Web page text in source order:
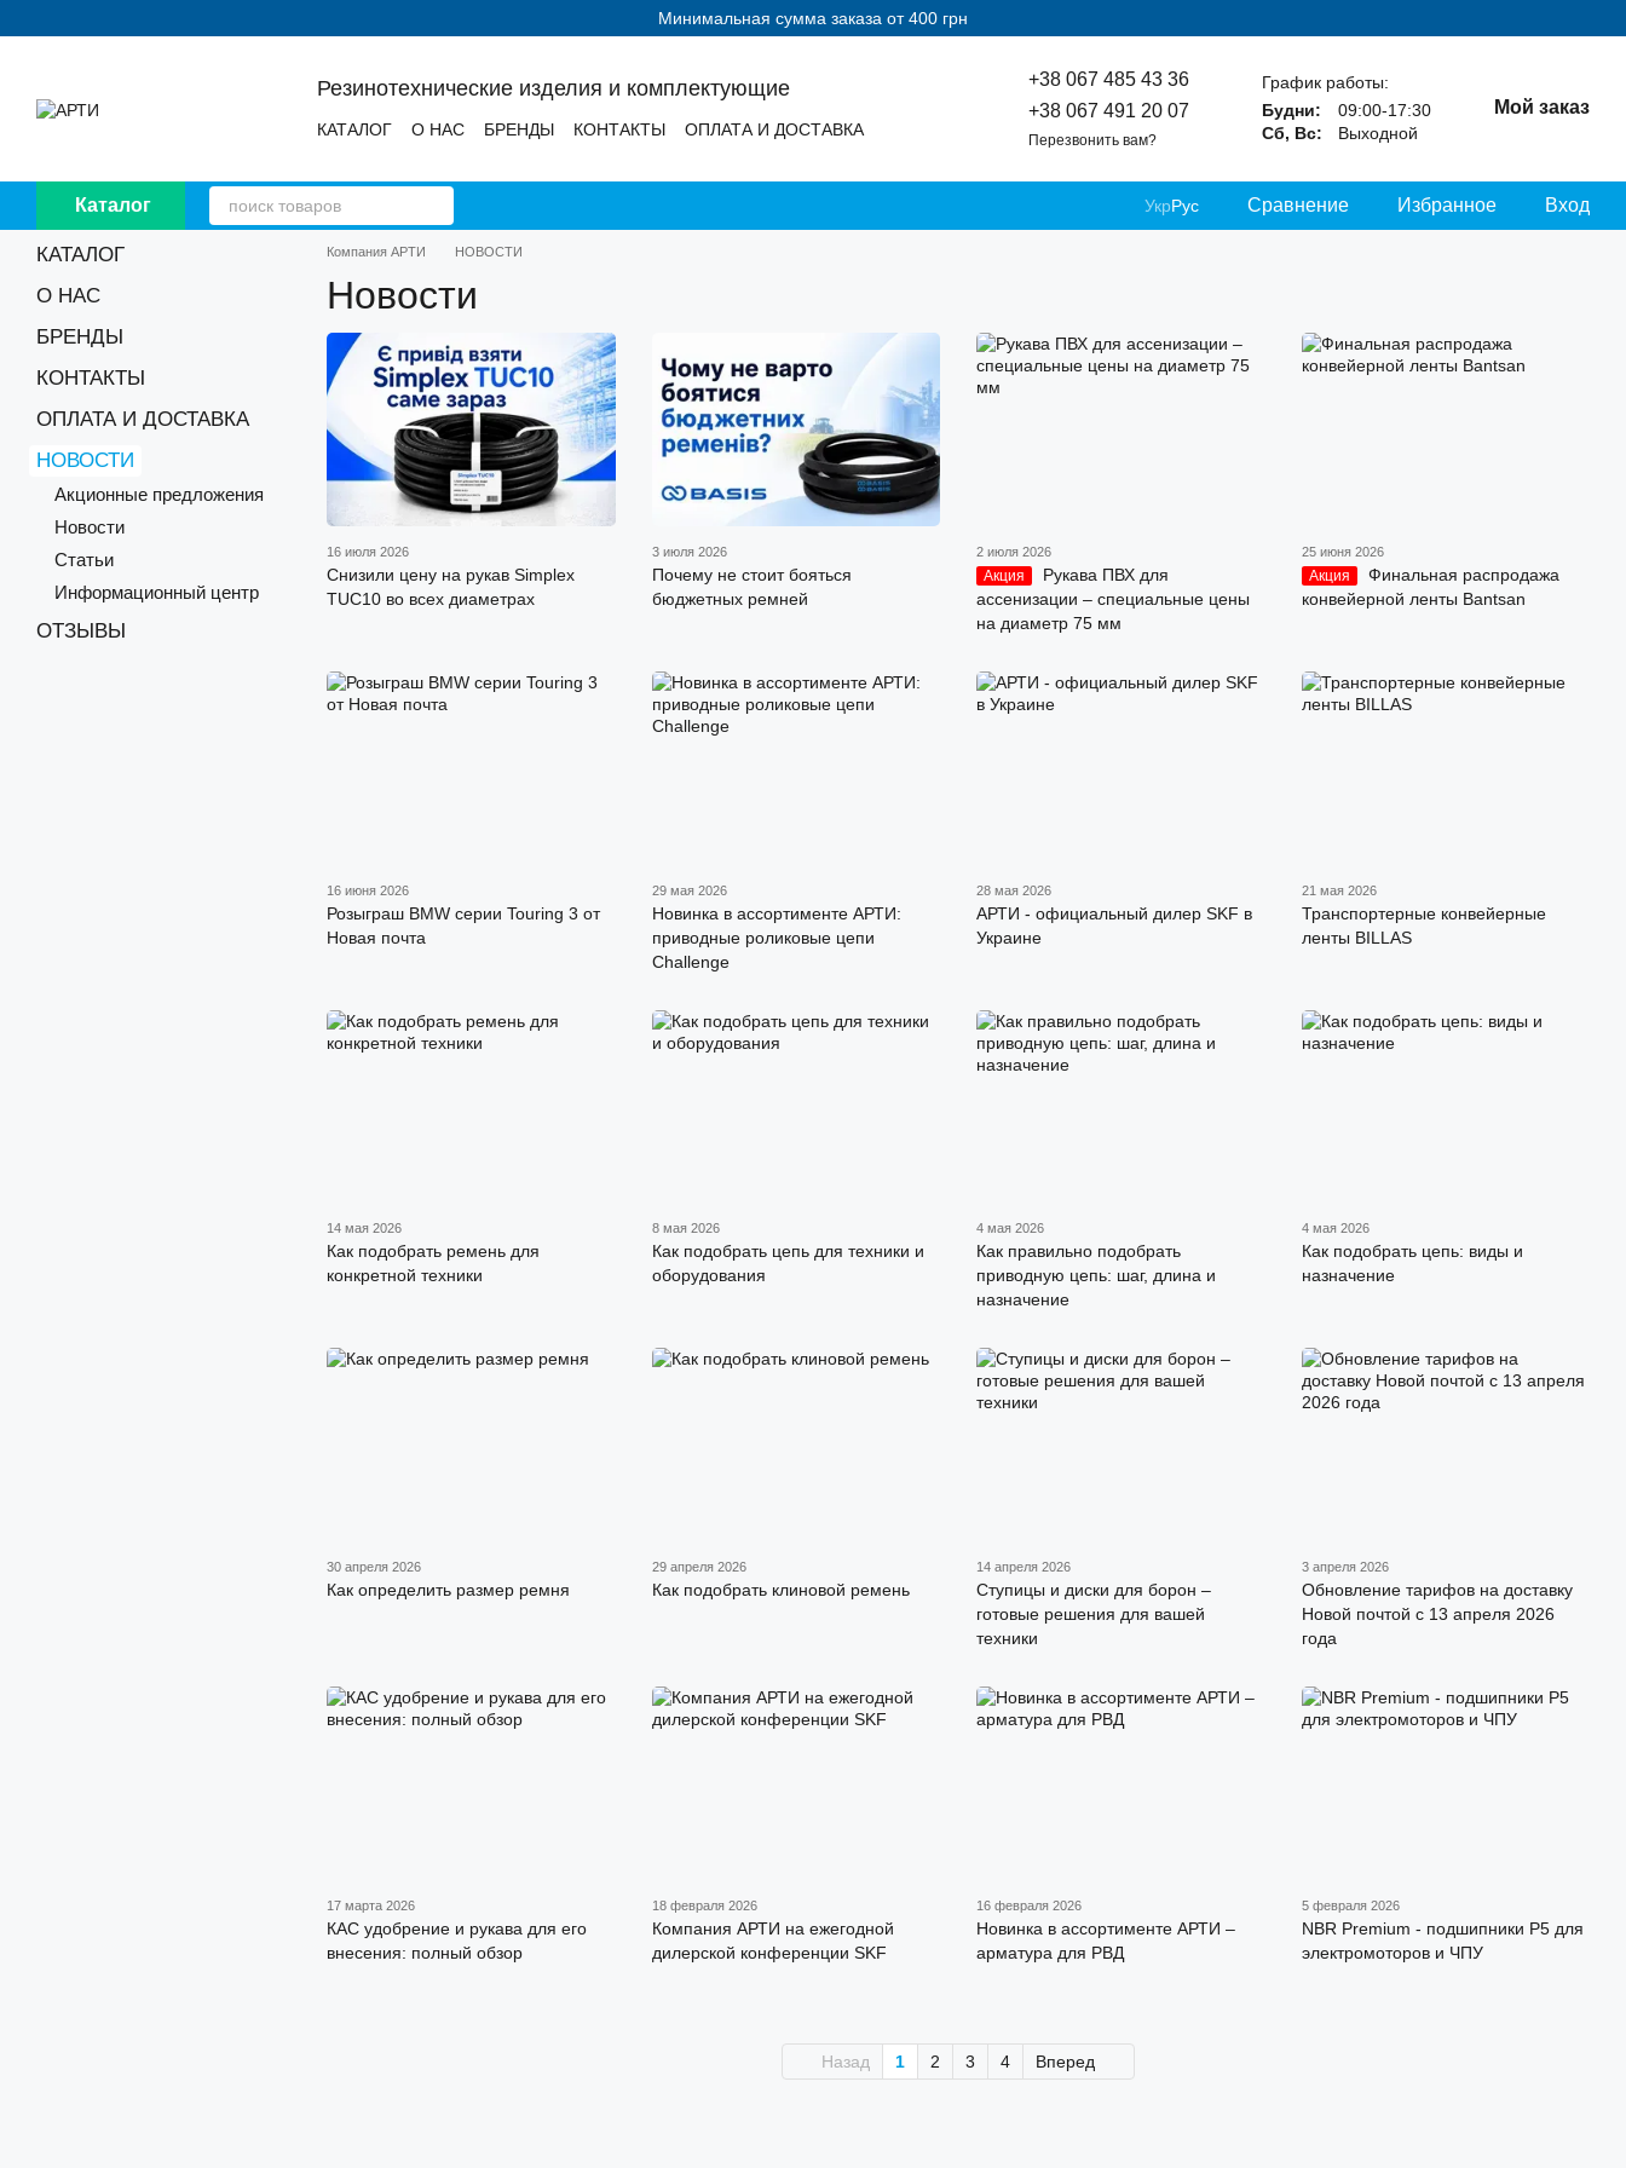
Минимальная сумма заказа от 400 грн
Резинотехнические изделия и комплектующие
КАТАЛОГ О НАС БРЕНДЫ КОНТАКТЫ
ОПЛАТА И ДОСТАВКА
+38 067 485 43 36
+38 067 491 20 07
Перезвонить вам?
График работы:
Будни:
09:00-17:30
Сб, Вс:
Выходной
Мой заказ
Каталог УкрРус Сравнение Избранное Вход
Компания АРТИ НОВОСТИ
Новости
16 июля 2026
Снизили цену на рукав Simplex
TUC10 во всех диаметрах
3 июля 2026
Почему не стоит бояться
бюджетных ремней
2 июля 2026
Акция
Рукава ПВХ для
ассенизации – специальные цены
на диаметр 75 мм
25 июня 2026
Акция
Финальная распродажа
конвейерной ленты Bantsan
16 июня 2026
Розыграш BMW серии Touring 3 от
Новая почта
29 мая 2026
Новинка в ассортименте АРТИ:
приводные роликовые цепи
Challenge
28 мая 2026
АРТИ - официальный дилер SKF в
Украине
21 мая 2026
Транспортерные конвейерные
ленты BILLAS
14 мая 2026
Как подобрать ремень для
конкретной техники
8 мая 2026
Как подобрать цепь для техники и
оборудования
4 мая 2026
Как правильно подобрать
приводную цепь: шаг, длина и
назначение
4 мая 2026
Как подобрать цепь: виды и
назначение
30 апреля 2026
Как определить размер ремня
29 апреля 2026
Как подобрать клиновой ремень
14 апреля 2026
Ступицы и диски для борон –
готовые решения для вашей
техники
3 апреля 2026
Обновление тарифов на доставку
Новой почтой с 13 апреля 2026
года
17 марта 2026
КАС удобрение и рукава для его
внесения: полный обзор
18 февраля 2026
Компания АРТИ на ежегодной
дилерской конференции SKF
16 февраля 2026
Новинка в ассортименте АРТИ –
арматура для РВД
5 февраля 2026
NBR Premium - подшипники P5 для
электромоторов и ЧПУ
Назад 1 2 3 4 Вперед
КАТАЛОГ
О НАС
БРЕНДЫ
КОНТАКТЫ
ОПЛАТА И ДОСТАВКА
НОВОСТИ
Акционные предложения
Новости
Статьи
Информационный центр
ОТЗЫВЫ